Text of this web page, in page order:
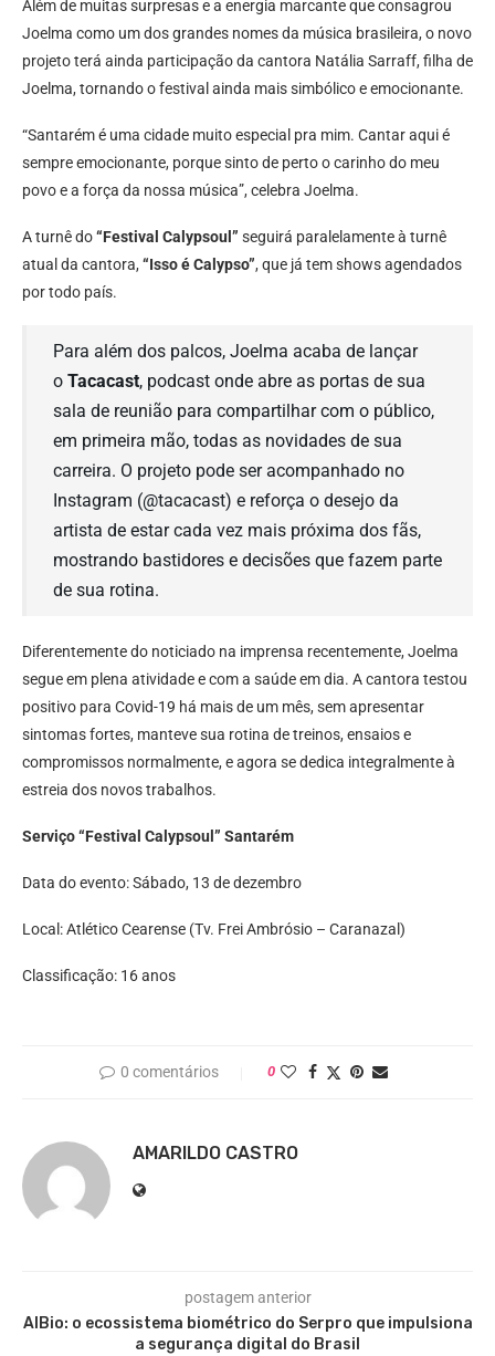
Além de muitas surpresas e a energia marcante que consagrou
Joelma como um dos grandes nomes da música brasileira, o novo
projeto terá ainda participação da cantora Natália Sarraff, filha de
Joelma, tornando o festival ainda mais simbólico e emocionante.
“Santarém é uma cidade muito especial pra mim. Cantar aqui é
sempre emocionante, porque sinto de perto o carinho do meu
povo e a força da nossa música”, celebra Joelma.
A turnê do“Festival Calypsoul” seguirá paralelamente à turnê
atual da cantora, “Isso é Calypso”, que já tem shows agendados
por todo país.
Para além dos palcos, Joelma acaba de lançar
o Tacacast, podcast onde abre as portas de sua
sala de reunião para compartilhar com o público,
em primeira mão, todas as novidades de sua
carreira. O projeto pode ser acompanhado no
Instagram (@tacacast) e reforça o desejo da
artista de estar cada vez mais próxima dos fãs,
mostrando bastidores e decisões que fazem parte
de sua rotina.
Diferentemente do noticiado na imprensa recentemente, Joelma
segue em plena atividade e com a saúde em dia. A cantora testou
positivo para Covid-19 há mais de um mês, sem apresentar
sintomas fortes, manteve sua rotina de treinos, ensaios e
compromissos normalmente, e agora se dedica integralmente à
estreia dos novos trabalhos.
Serviço “Festival Calypsoul” Santarém
Data do evento: Sábado, 13 de dezembro
Local: Atlético Cearense (Tv. Frei Ambrósio – Caranazal)
Classificação: 16 anos
0 comentários 0
AMARILDO CASTRO
postagem anterior
AIBio: o ecossistema biométrico do Serpro que impulsiona
a segurança digital do Brasil